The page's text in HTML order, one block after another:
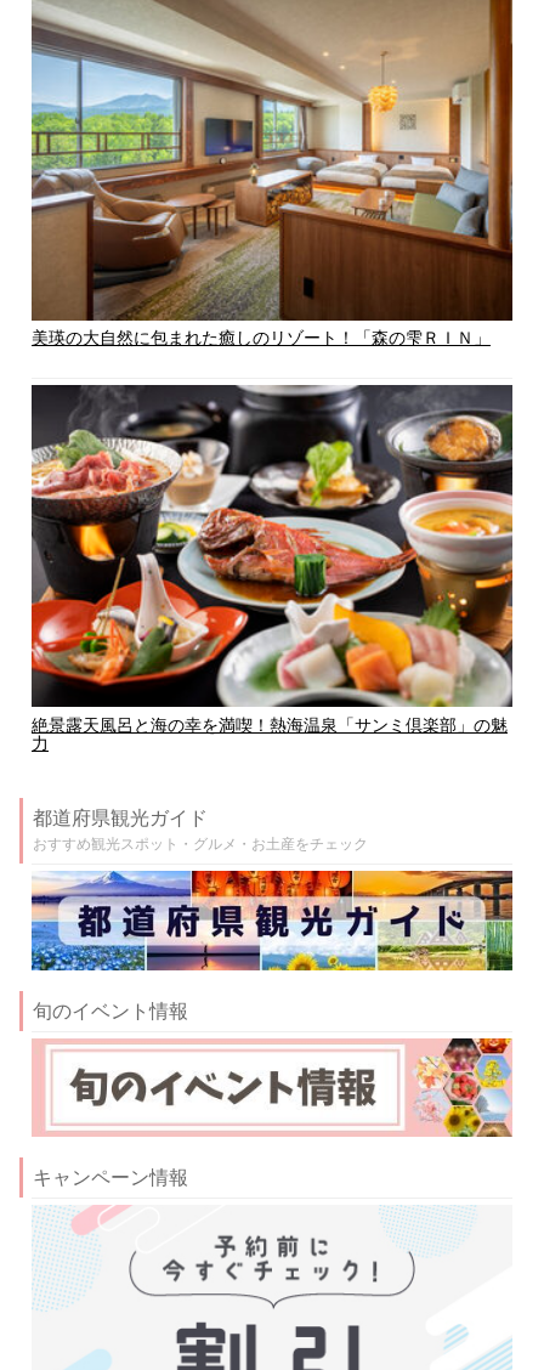
美瑛の大自然に包まれた癒しのリゾート！「森の雫ＲＩＮ」
絶景露天風呂と海の幸を満喫！熱海温泉「サンミ倶楽部」の魅
力
都道府県観光ガイド
おすすめ観光スポット・グルメ・お土産をチェック
旬のイベント情報
キャンペーン情報